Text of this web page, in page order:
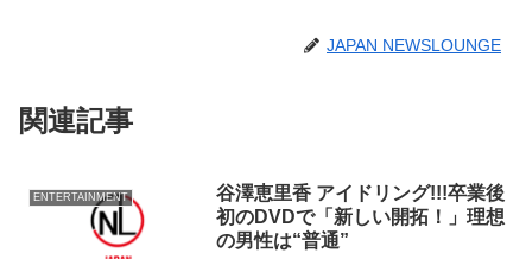
JAPAN NEWSLOUNGE
関連記事
ENTERTAINMENT
谷澤恵里香 アイドリング!!!卒業後
初のDVDで「新しい開拓！」理想
の男性は“普通”